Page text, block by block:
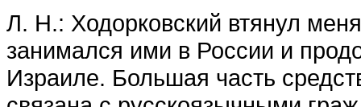
Л. Н.: Ходорковский втянул
занимался ими в России и
Израиле. Большая часть